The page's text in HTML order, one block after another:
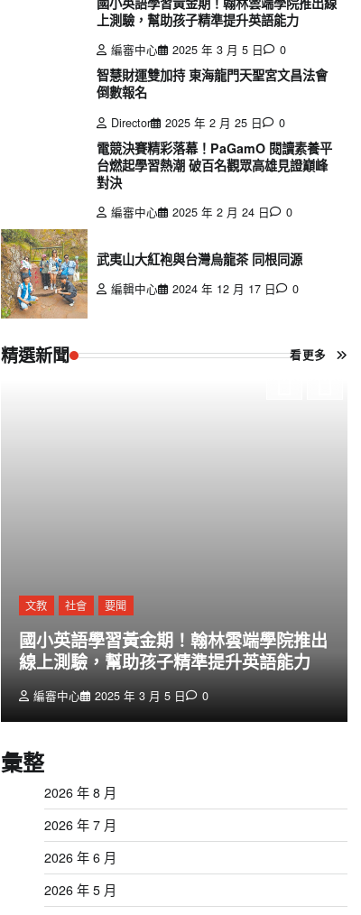
上測驗，幫助孩子精準提升英語能力
編審中心 2025 年 3 月 5 日 0
智慧財運雙加持 東海龍門天聖宮文昌法會
倒數報名
Director 2025 年 2 月 25 日 0
電競決賽精彩落幕！PaGamO 閱讀素養平
台燃起學習熱潮 破百名觀眾高雄見證巔峰
對決
編審中心 2025 年 2 月 24 日 0
武夷山大紅袍與台灣烏龍茶 同根同源
編輯中心 2024 年 12 月 17 日 0
精選新聞 看更多
文教 社會 要聞
國小英語學習黃金期！翰林雲端學院推出
線上測驗，幫助孩子精準提升英語能力
編審中心 2025 年 3 月 5 日 0
彙整
2026 年 8 月
2026 年 7 月
2026 年 6 月
2026 年 5 月